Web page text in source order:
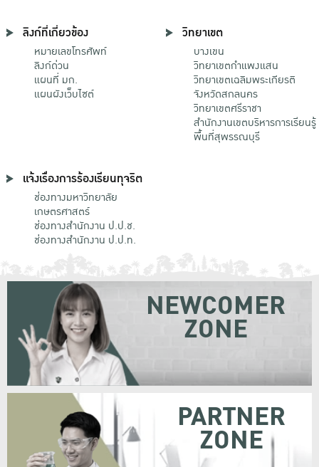
ลิงก์ที่เกี่ยวข้อง
หมายเลขโทรศัพท์
ลิงก์ด่วน
แผนที่ มก.
แผนผังเว็บไซต์
วิทยาเขต
บางเขน
วิทยาเขตกําแพงแสน
วิทยาเขตเฉลิมพระเกียรติ
จังหวัดสกลนคร
วิทยาเขตศรีราชา
สำนักงานเขตบริหารการเรียนรู้
พื้นที่สุพรรณบุรี
แจ้งเรื่องการร้องเรียนทุจริต
ช่องทางมหาวิทยาลัย
เกษตรศาสตร์
ช่องทางสำนักงาน ป.ป.ช.
ช่องทางสำนักงาน ป.ป.ท.
NEWCOMER
ZONE
PARTNER
ZONE